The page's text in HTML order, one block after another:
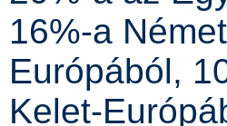
16%-a
Európából,
Kelet-